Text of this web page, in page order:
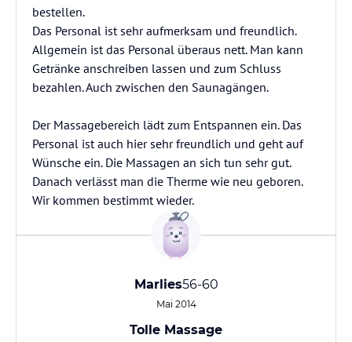
bestellen.
Das Personal ist sehr aufmerksam und freundlich.
Allgemein ist das Personal überaus nett. Man kann
Getränke anschreiben lassen und zum Schluss
bezahlen. Auch zwischen den Saunagängen.
Der Massagebereich lädt zum Entspannen ein. Das
Personal ist auch hier sehr freundlich und geht auf
Wünsche ein. Die Massagen an sich tun sehr gut.
Danach verlässt man die Therme wie neu geboren.
Wir kommen bestimmt wieder.
Marlies56-60
Mai 2014
Tolle Massage